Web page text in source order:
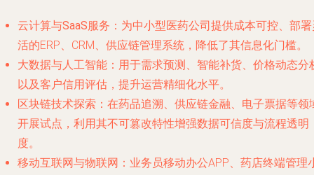
云计算与SaaS服务 ：为中小型医药公司提供成本可控、部
活的ERP、CRM、供应链管理系统，降低了其信息化门槛。
大数据与人工智能 ：用于需求预测、智能补货、价格动态分
以及客户信用评估，提升运营精细化水平。
区块链技术探索 ：在药品追溯、供应链金融、电子票据等领
开展试点，利用其不可篡改特性增强数据可信度与流程透明
度。
移动互联网与物联网 ：业务员移动办公APP、药店终端管理